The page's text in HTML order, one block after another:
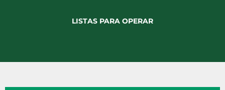
LISTAS PARA OPERAR